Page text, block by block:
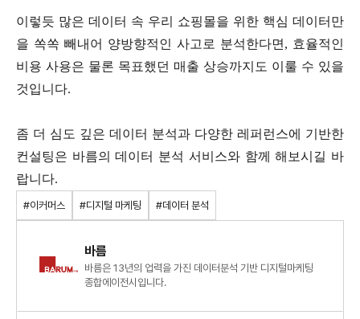
이렇듯 많은 데이터 속 우리 쇼핑몰을 위한 핵심 데이터만
을 쏙쏙 빼내어 양방향적인 사고로 분석한다면, 효율적인
비용 사용은 물론 목표했던 매출 상승까지도 이룰 수 있을
것입니다.
좀 더 심도 깊은 데이터 분석과 다양한 레퍼런스에 기반한
컨설팅은 바름의 데이터 분석 서비스와 함께 해보시길 바
랍니다.
#이커머스 #디지털 마케팅 #데이터 분석
바름
바름은 13년의 업력을 가진 데이터분석 기반 디지털마케팅
종합에이전시입니다.